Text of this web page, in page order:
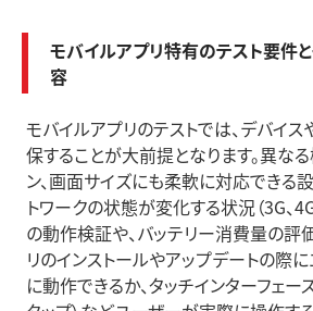
モバイルアプリ特有のテスト要件
容
モバイルアプリのテストでは、デバイ
保することが大前提となります。異な
ン、画面サイズにも柔軟に対応できる
トワークの状態が変化する状況（3G、
の動作検証や、バッテリー消費量の評
リのインストールやアップデートの際
に動作できるか、タッチインターフェース